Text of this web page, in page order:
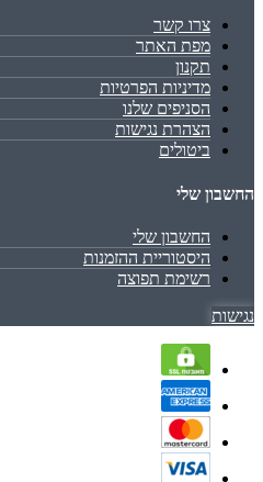
צרו קשר
מפת האתר
תקנון
מדיניות הפרטיות
הסניפים שלנו
הצהרת נגישות
ביטולים
החשבון שלי
החשבון שלי
היסטוריית ההזמנות
רשימת תפוצה
נגישות